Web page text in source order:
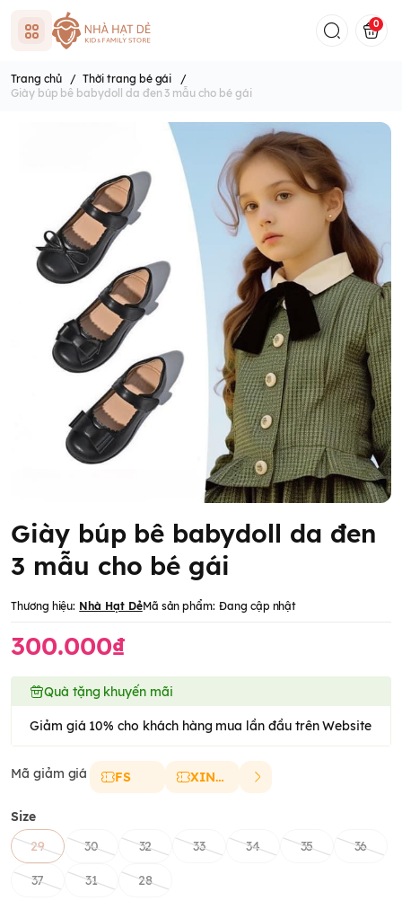
0
Trang chủ / Thời trang bé gái
/
Giày búp bê babydoll da đen 3 mẫu cho bé gái
Giày búp bê babydoll da đen
3 mẫu cho bé gái
Thương hiệu: Nhà Hạt DẻMã sản phẩm: Đang cập nhật
300.000₫
Quà tặng khuyến mãi
Giảm giá 10% cho khách hàng mua lần đầu trên Website
Mã giảm giá FS XINCHAO
Size
29
30 32 33 34 35 36
37 31 28